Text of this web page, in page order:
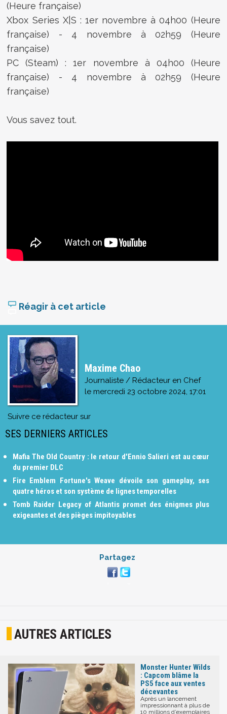
(Heure française)
Xbox Series X|S : 1er novembre à 04h00 (Heure
française) - 4 novembre à 02h59 (Heure
française)
PC (Steam) : 1er novembre à 04h00 (Heure
française) - 4 novembre à 02h59 (Heure
française)
Vous savez tout.
Réagir à cet article
Maxime Chao
Journaliste / Rédacteur en Chef
le mercredi 23 octobre 2024, 17:01
Suivre ce rédacteur sur
SES DERNIERS ARTICLES
Mafia The Old Country : le retour d'Ennio Salieri est au cœur
du premier DLC
Fire Emblem Fortune's Weave dévoile son gameplay, ses
quatre héros et son système de lignes temporelles
Tomb Raider Legacy of Atlantis promet des énigmes plus
exigeantes et des pièges impitoyables
Partagez
AUTRES ARTICLES
Monster Hunter Wilds
: Capcom blâme la
PS5 face aux ventes
décevantes
Après un lancement
impressionnant à plus de
10 millions d’exemplaires